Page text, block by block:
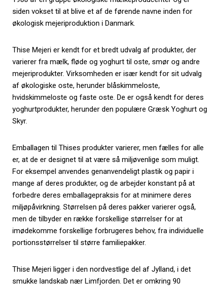
siden vokset til at blive et af de førende navne inden for
økologisk mejeriproduktion i Danmark.
Thise Mejeri er kendt for et bredt udvalg af produkter, der
varierer fra mælk, fløde og yoghurt til oste, smør og andre
mejeriprodukter. Virksomheden er især kendt for sit udvalg
af økologiske oste, herunder blåskimmeloste,
hvidskimmeloste og faste oste. De er også kendt for deres
yoghurtprodukter, herunder den populære Græsk Yoghurt og
Skyr.
Emballagen til Thises produkter varierer, men fælles for alle
er, at de er designet til at være så miljøvenlige som muligt.
For eksempel anvendes genanvendeligt plastik og papir i
mange af deres produkter, og de arbejder konstant på at
forbedre deres emballagepraksis for at minimere deres
miljøpåvirkning. Størrelsen på deres pakker varierer også,
men de tilbyder en række forskellige størrelser for at
imødekomme forskellige forbrugeres behov, fra individuelle
portionsstørrelser til større familiepakker.
Thise Mejeri ligger i den nordvestlige del af Jylland, i det
smukke landskab nær Limfjorden. Det er omkring 90